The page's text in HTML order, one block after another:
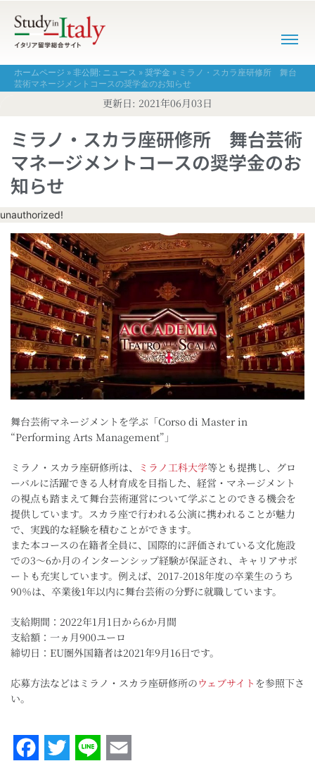
ホームページ » 非公開: ニュース » 奨学金 » ミラノ・スカラ座研修所 舞台
芸術マネージメントコースの奨学金のお知らせ
更新日: 2021年06月03日
ミラノ・スカラ座研修所 舞台芸術
マネージメントコースの奨学金のお
知らせ
unauthorized!
舞台芸術マネージメントを学ぶ「Corso di Master in
“Performing Arts Management”」
ミラノ・スカラ座研修所は、 ミラノ工科大学等とも提携し、グロ
ーバルに活躍できる人材育成を目指した、経営・マネージメント
の視点も踏まえて舞台芸術運営について学ぶことのできる機会を
提供しています。スカラ座で行われる公演に携われることが魅力
で、実践的な経験を積むことができます。
また本コースの在籍者全員に、国際的に評価されている文化施設
での3～6か月のインターンシップ経験が保証され、キャリアサポ
ートも充実しています。例えば、2017-2018年度の卒業生のうち
90％は、卒業後1年以内に舞台芸術の分野に就職しています。
支給期間：2022年1月1日から6か月間
支給額：一ヵ月900ユーロ
締切日：EU圏外国籍者は2021年9月16日です。
応募方法などはミラノ・スカラ座研修所のウェブサイト を参照下さ
い。
Facebook
Twitter Line